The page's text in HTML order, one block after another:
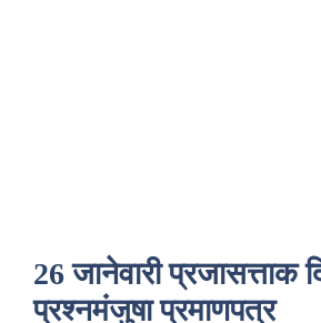
26 जानेवारी
प्रश्नमंजुषा प्रमाणपत्र